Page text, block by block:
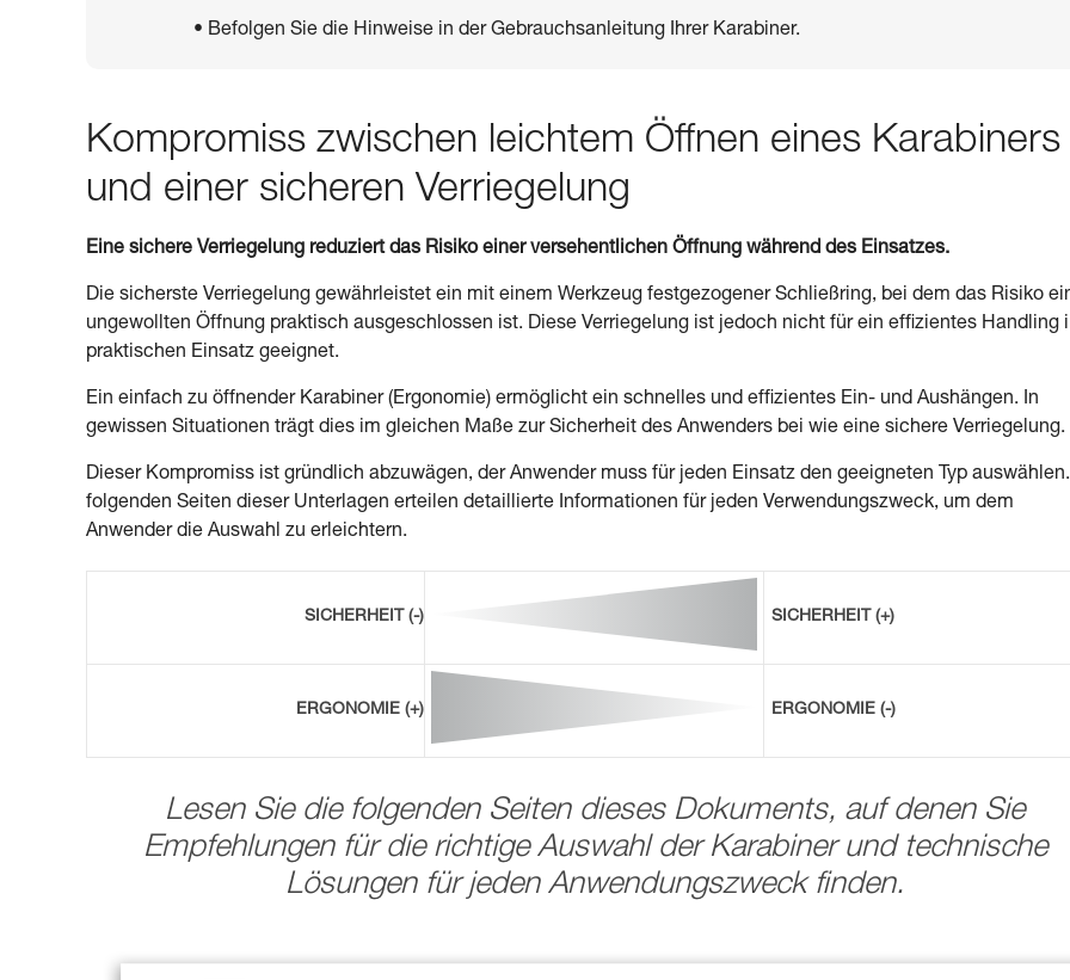
• Befolgen Sie die Hinweise in der Gebrauchsanleitung Ihrer Karabiner.
Kompromiss zwischen leichtem Öffnen eines Karabiners
und einer sicheren Verriegelung
Eine sichere Verriegelung reduziert das Risiko einer versehentlichen Öffnung während des Einsatzes.
Die sicherste Verriegelung gewährleistet ein mit einem Werkzeug festgezogener Schließring, bei dem das Risiko
ungewollten Öffnung praktisch ausgeschlossen ist. Diese Verriegelung ist jedoch nicht für ein effizientes Handling
praktischen Einsatz geeignet.
Ein einfach zu öffnender Karabiner (Ergonomie) ermöglicht ein schnelles und effizientes Ein- und Aushängen. In
gewissen Situationen trägt dies im gleichen Maße zur Sicherheit des Anwenders bei wie eine sichere Verriegelung.
Dieser Kompromiss ist gründlich abzuwägen, der Anwender muss für jeden Einsatz den geeigneten Typ
folgenden Seiten dieser Unterlagen erteilen detaillierte Informationen für jeden Verwendungszweck, um dem
Anwender die Auswahl zu erleichtern.
SICHERHEIT (-) SICHERHEIT (+)
ERGONOMIE (+) ERGONOMIE (-)
Lesen Sie die folgenden Seiten dieses Dokuments, auf denen Sie
Empfehlungen für die richtige Auswahl der Karabiner und technische
Lösungen für jeden Anwendungszweck finden.